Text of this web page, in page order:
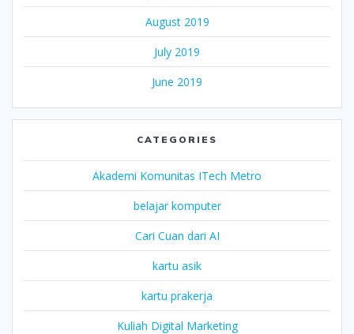
August 2019
July 2019
June 2019
CATEGORIES
Akademi Komunitas ITech Metro
belajar komputer
Cari Cuan dari AI
kartu asik
kartu prakerja
Kuliah Digital Marketing